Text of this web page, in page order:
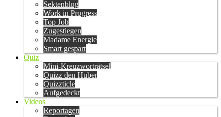
Sektenblog
Work in Progress
Top Job
Zugestiegen
Madame Energie
Smart gespart
Quiz
Mini-Kreuzworträtsel
Quizz den Huber
Quizzticle
Aufgedeckt
Videos
Reportagen